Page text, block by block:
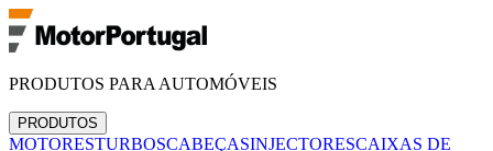
PRODUTOS PARA AUTOMÓVEIS
PRODUTOS
MOTORESTURBOSCABEÇASINJECTORESCAIXAS DE